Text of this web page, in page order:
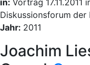
in: Vortrag 17.11.2011
Diskussionsforum der
Jahr: 2011
Joachim